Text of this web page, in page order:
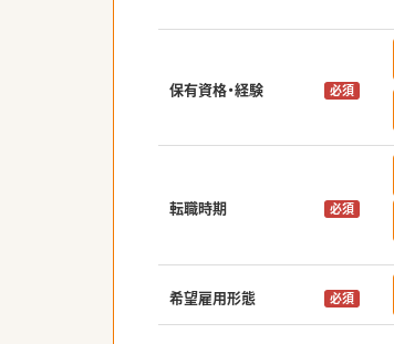
保有資格・経験 必須
転職時期 必須
希望雇用形態 必須